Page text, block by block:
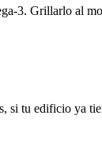
3. Grillarlo al
si tu edificio ya